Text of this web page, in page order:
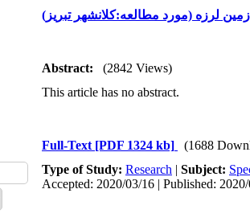
لرزه (مورد مطالعه:کلانشهر تبریز)
Abstract:
(2842 Views)
This article has no abstract.
Full-Text [PDF 1324 kb]
(1688
Type of Study: Research | Subject:
Accepted: 2020/03/16 | Published: